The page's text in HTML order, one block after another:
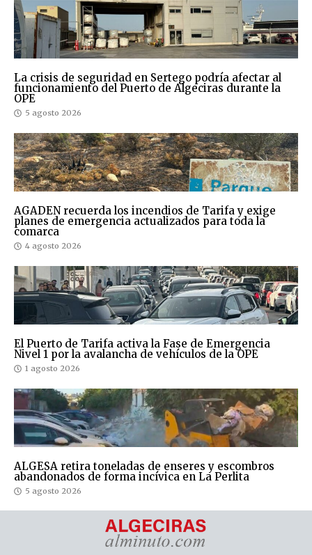
La crisis de seguridad en Sertego podría afectar al
funcionamiento del Puerto de Algeciras durante la
OPE
5 agosto 2026
AGADEN recuerda los incendios de Tarifa y exige
planes de emergencia actualizados para toda la
comarca
4 agosto 2026
El Puerto de Tarifa activa la Fase de Emergencia
Nivel 1 por la avalancha de vehículos de la OPE
1 agosto 2026
ALGESA retira toneladas de enseres y escombros
abandonados de forma incívica en La Perlita
5 agosto 2026